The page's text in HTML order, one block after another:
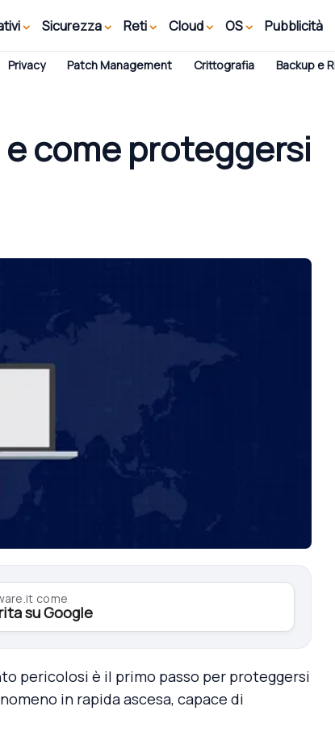
Sicurezza Reti Cloud OS Pubblicità
Privacy Patch Management Crittografia Backup e
come proteggersi
come
su Google
pericolosi è il primo passo per proteggersi
in rapida ascesa, capace di